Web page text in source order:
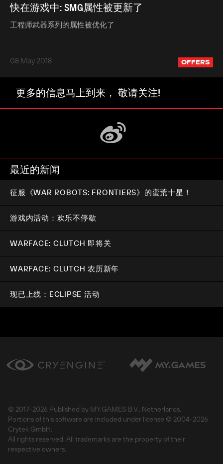
快在游戏中: SMG属性被更新了
工程师武器系列的属性被优化了
08 May 2018 OFFERS
更多的信息马上到来， 敬请关注!
最近的新闻
征服《WAR ROBOTS: FRONTIERS》的蛮荒十星！
游戏内活动：欢乐不停歇
WARFACE: CLUTCH 即将关
WARFACE: CLUTCH 农历新年
现已上线：ECLIPSE 活动
© 2017-2026 Published by MY.GAMES B.V., Netherlands.
Portions of this software are included under license © 2004-2026
Crytek GmbH.
All rights reserved. All trademarks are the property of their
respective owners.